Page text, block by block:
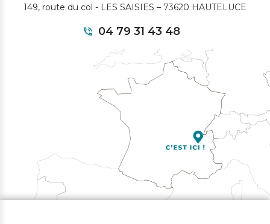
149, route du col - LES SAISIES – 73620 HAUTELUCE
04 79 31 43 48